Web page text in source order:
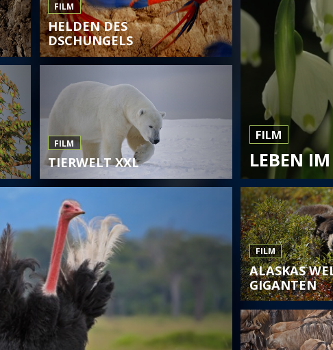
FILM
LEBEN
FILM
HELDEN DES
DSCHUNGELS
FILM
TIERWELT XXL
FILM
ALASKAS
GIGANTEN